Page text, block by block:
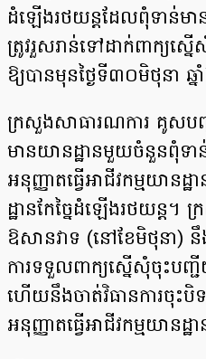
ដំឡើងរថយន្តដែលពុំទាន់មា
ត្រូវរួសរាន់ទៅដាក់ពាក្យស្
ឱ្យបានមុនថ្ងៃទី៣០មិថុនា
ក្រសួងសាធារណការ គូសបញ្ជ
មានយានដ្ឋានមួយចំនួនពុំទ
អនុញ្ញាតធ្វើអាជីវកម្មយា
ដ្ឋានកែច្នៃដំឡើងរថយន្ត។​​
ឱសានវាទ (នៅខែមិថុនា) នឹ
ការទទួលពាក្យស្នើសុំចុះបញ្ជី
ហើយនឹងចាត់វិធានការចុះបិ
អនុញ្ញាតធ្វើអាជីវកម្មយានដ្ឋ